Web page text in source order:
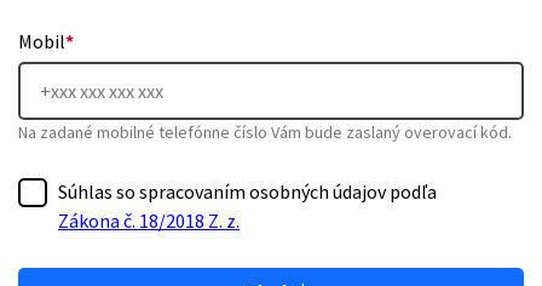
Mobil*
Na zadané mobilné telefónne číslo Vám bude zaslaný overovací kód.
Súhlas so spracovaním osobných údajov podľa
Zákona č. 18/2018 Z. z.